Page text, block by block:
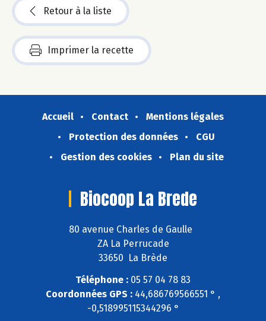
Retour à la liste
Imprimer la recette
Accueil Contact
Mentions légales
Protection des données
CGU
Gestion des cookies
Plan du site
Biocoop La Brede
80 avenue Charles de Gaulle
ZA La Perrucade
33650 La Brède
Téléphone : 05 57 04 78 83
Coordonnées GPS : 44,686769566551 ° ,
-0,518995115344296 °